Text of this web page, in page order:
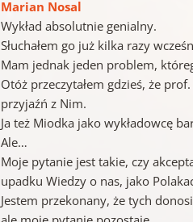
Marian Nosal
Wykład absolutnie genialny.
Słuchałem go już kilka razy
Mam jednak jeden problem,
Otóż przeczytałem gdzieś, że
przyjaźń z Nim.
Ja też Miodka jako wykładowcę
Ale…
Moje pytanie jest takie, czy
upadku Wiedzy o nas, jako
Jestem przekonany, że tych